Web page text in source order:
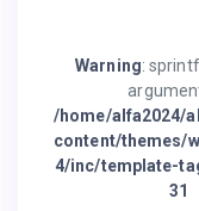
Warning:
/home/alfa2024/
content/themes/
4/inc/template-
31